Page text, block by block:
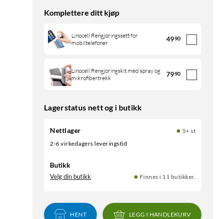
Komplettere ditt kjøp
Linocell Rengjøringssett for
mobiltelefoner
4990
Linocell Rengjøringskit med spray og
mikrofibertrekk
7990
Lagerstatus nett og i butikk
Nettlager
5+ st
2-6 virkedagers leveringstid
Butikk
Velg din butikk Finnes i 11 butikker.
HENT LEGG I HANDLEKURV